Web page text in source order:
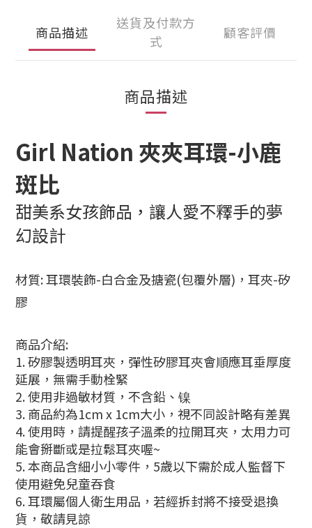
商品描述
送貨及付款方
式
顧客評價
商品描述
Girl Nation 夾夾耳環-小鹿
斑比
甜美系女孩飾品，讓人愛不釋手的夢
幻設計
材質: 耳環裝飾-白合金及搪瓷(包覆外層)，耳夾-矽
膠
商品介紹:
1. 矽膠製透明耳夾，彈性矽膠耳夾會順應耳垂厚度
延展，無需手動栓緊
2. 使用非過敏材質，不含鉛、镍
3. 商品約為1cm x 1cm大小，視不同設計略有差異
4. 使用時，請提醒孩子溫柔的拉開耳夾，太用力可
能會掰斷或是拉鬆耳夾喔~
5. 本商品含細小小零件，5歲以下需於成人監督下
使用避免兒童吞食
6. 耳環屬個人衛生用品，若經拆封將不接受退換
貨，敬請見諒